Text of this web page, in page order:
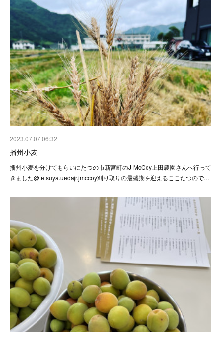
2023.07.07 06:32
播州小麦
播州小麦を分けてもらいにたつの市新宮町のJ-McCoy上田農園さんへ行って
きました@tetsuya.uedajr.jmccoy刈り取りの最盛期を迎えるここたつので…